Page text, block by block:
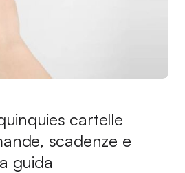
cartelle
scadenze e
guida